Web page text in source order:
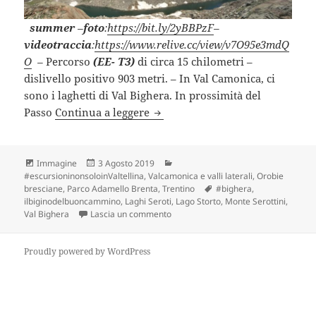
summer –foto:https://bit.ly/2yBBPzF–
videotraccia:https://www.relive.cc/view/v7O95e3mdQ
O – Percorso(EE- T3) di circa 15 chilometri –
dislivello positivo 903 metri. – In Val Camonica, ci
sono i laghetti di Val Bighera. In prossimità del
PassoContinua a leggere I LAGHI DELLA VAL BIGHERA
Formato
Immagine
Scritto
il
3 Agosto 2019
#escursioninonsoloinValtellina,Valcamonica e valli laterali, Orobie
bresciane, Parco Adamello Brenta, Trentino
Tag
#bighera,
ilbiginodelbuoncammino, Laghi Seroti, Lago Storto, Monte Serottini,
Val Bighera
Lascia un commentosu I LAGHI DELLA VAL BIGHERA (BS).
Proudly powered by WordPress